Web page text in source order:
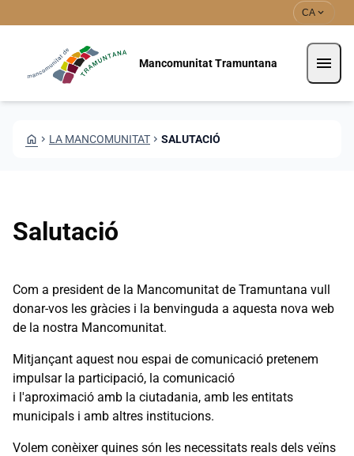
CA expand_more
Mancomunitat Tramuntana menu
HOME CHEVRON_RIGHT LA MANCOMUNITAT CHEVRON_RIGHT SALUTACIÓ
Salutació
Com a president de la Mancomunitat de Tramuntana vull
donar-vos les gràcies i la benvinguda a aquesta nova web
de la nostra Mancomunitat.
Mitjançant aquest nou espai de comunicació pretenem
impulsar la participació, la comunicació
i l'aproximació amb la ciutadania, amb les entitats
municipals i amb altres institucions.
Volem conèixer quines són les necessitats reals dels veïns